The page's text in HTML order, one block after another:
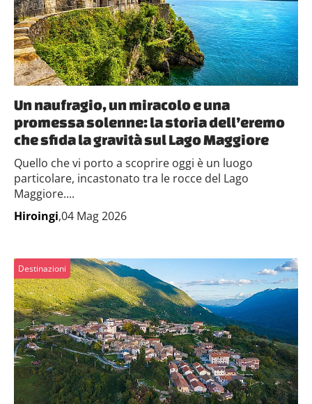
Un naufragio, un miracolo e una
promessa solenne: la storia dell’eremo
che sfida la gravità sul Lago Maggiore
Quello che vi porto a scoprire oggi è un luogo
particolare, incastonato tra le rocce del Lago
Maggiore....
Hiroingi,04 Mag 2026
Destinazioni